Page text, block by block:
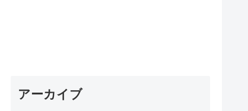
アーカイブ